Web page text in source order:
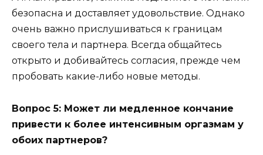
безопасна и доставляет удовольствие. Однако
очень важно прислушиваться к границам
своего тела и партнера. Всегда общайтесь
открыто и добивайтесь согласия, прежде чем
пробовать какие-либо новые методы.
Вопрос 5: Может ли медленное кончание
привести к более интенсивным оргазмам у
обоих партнеров?